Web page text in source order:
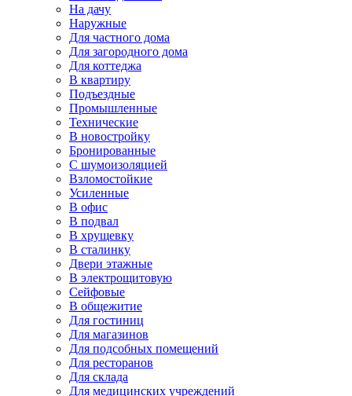
На дачу
Наружные
Для частного дома
Для загородного дома
Для коттеджа
В квартиру
Подъездные
Промышленные
Технические
В новостройку
Бронированные
С шумоизоляцией
Взломостойкие
Усиленные
В офис
В подвал
В хрущевку
В сталинку
Двери этажные
В электрощитовую
Сейфовые
В общежитие
Для гостиниц
Для магазинов
Для подсобных помещений
Для ресторанов
Для склада
Для медицинских учреждений